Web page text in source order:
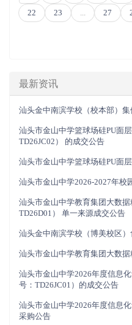
22
23 ... 27
最新资讯
汕头金中南滨学校（校本部）
汕头市金山中学篮球场硅PU面
TD26JC02） 的成交公告
汕头市金山中学篮球场硅PU面
汕头市金山中学2026-2027年校
汕头市金山中学教育集团大数
TD26D01） 单一来源成交公告
汕头金中南滨学校（博美校区
汕头市金山中学教育集团大数
汕头市金山中学2026年度信息
号：TD26JC01）的成交公告
汕头市金山中学2026年度信息
采购公告